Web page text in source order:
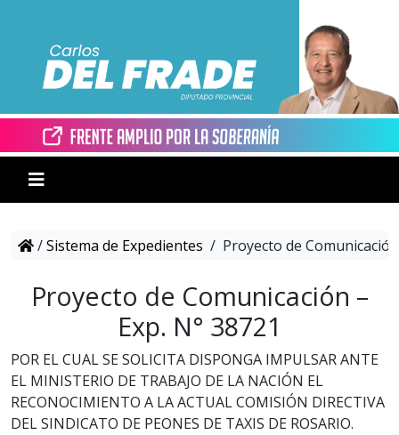
/Sistema de Expedientes / Proyecto de
Proyecto de Comunicación –
Exp. N° 38721
POR EL CUAL SE SOLICITA DISPONGA IMPULSAR ANTE
EL MINISTERIO DE TRABAJO DE LA NACIÓN EL
RECONOCIMIENTO A LA ACTUAL COMISIÓN DIRECTIVA
DEL SINDICATO DE PEONES DE TAXIS DE ROSARIO.